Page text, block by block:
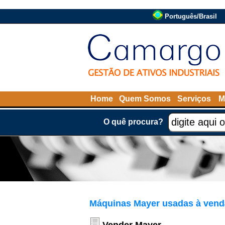
Português/Brasil
Home Quem Somos Serviços
O quê procura?
Máquinas Mayer usadas à